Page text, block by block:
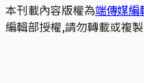
本刊載內容版權為端傳媒編
編輯部授權,請勿轉載或複